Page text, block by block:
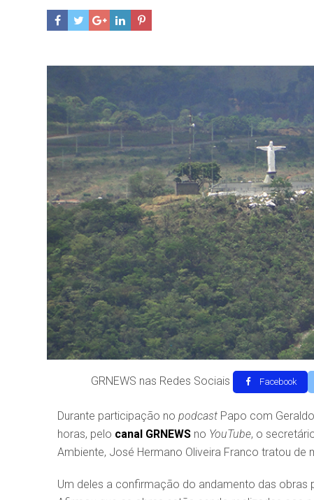
GRNEWS nas Redes Sociais Facebook
Durante participação no podcast Papo com
horas, pelo canal GRNEWS no YouTube, o
Ambiente, José Hermano Oliveira Franco tratou de
Um deles a confirmação do andamento das obras